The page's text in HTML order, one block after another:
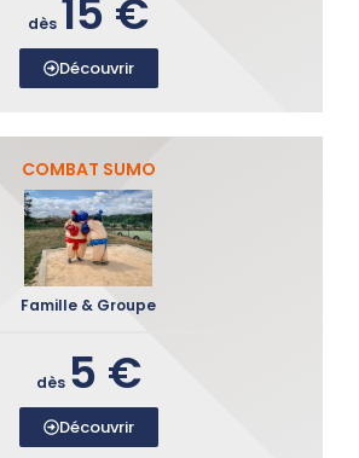
dès 15 €
Découvrir
COMBAT SUMO
Famille & Groupe
dès 5 €
Découvrir